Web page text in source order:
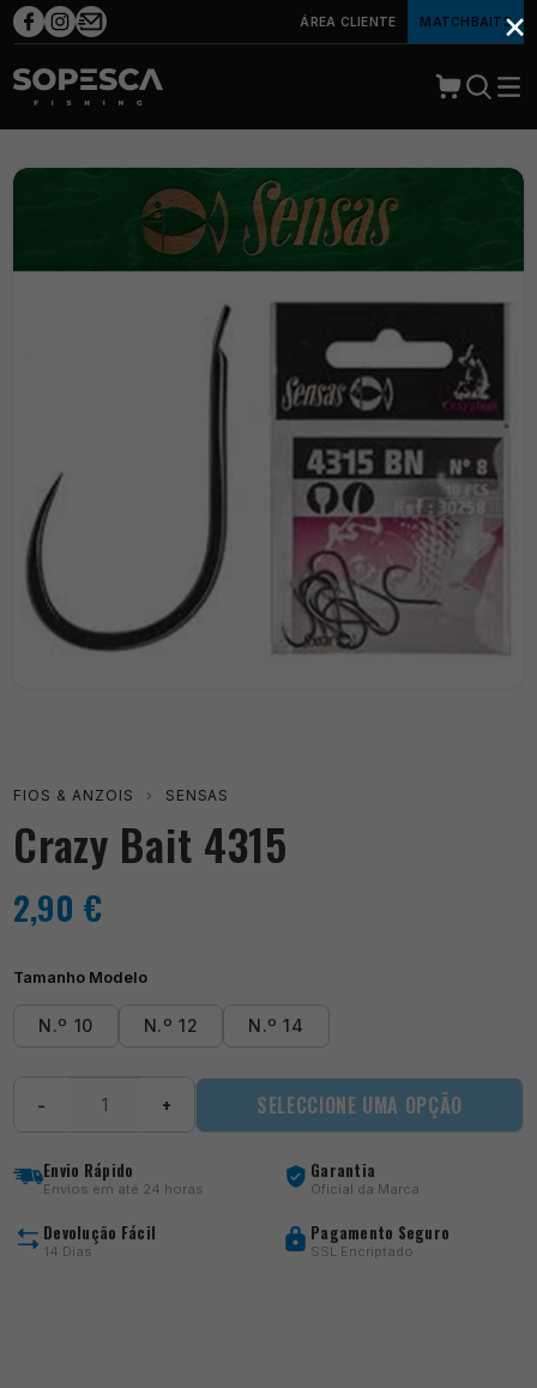
ÁREA CLIENTE MATCHBAITS
FIOS & ANZOIS › SENSAS
Crazy Bait 4315
2,90 €
Tamanho Modelo
N.º 10 N.º 12 N.º 14
4315
− + SELECCIONE UMA OPÇÃO
Envio Rápido
Envios em até 24 horas
Garantia
Oficial da Marca
Devolução Fácil
14 Dias
Pagamento Seguro
SSL Encriptado
×